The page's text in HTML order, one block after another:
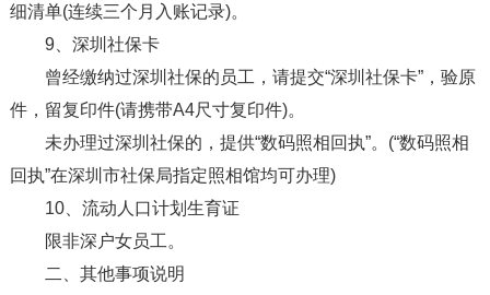
细清单(连续三个月入账记录)。
9、深圳社保卡
曾经缴纳过深圳社保的员工，请提交“深圳社保卡”，验原
件，留复印件(请携带A4尺寸复印件)。
未办理过深圳社保的，提供“数码照相回执”。(“数码照相
回执”在深圳市社保局指定照相馆均可办理)
10、流动人口计划生育证
限非深户女员工。
二、其他事项说明